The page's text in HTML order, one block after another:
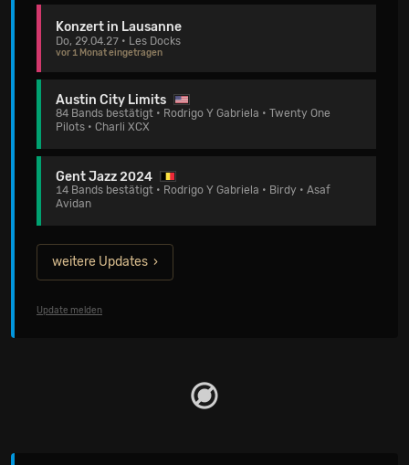
Konzert in Lausanne
Do, 29.04.27 • Les Docks
vor 1 Monat eingetragen
Austin City Limits
84 Bands bestätigt • Rodrigo Y Gabriela • Twenty One
Pilots • Charli XCX
Gent Jazz 2024
14 Bands bestätigt • Rodrigo Y Gabriela • Birdy • Asaf
Avidan
weitere Updates
Update melden